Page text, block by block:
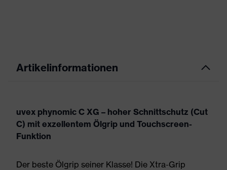
Artikelinformationen
uvex phynomic C XG – hoher Schnittschutz (Cut
C) mit exzellentem Ölgrip und Touchscreen-
Funktion
Der beste Ölgrip seiner Klasse! Die Xtra-Grip